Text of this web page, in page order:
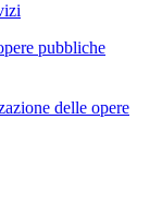
pubbliche
delle opere